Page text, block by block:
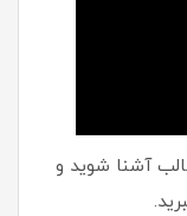
آشنا شوید و